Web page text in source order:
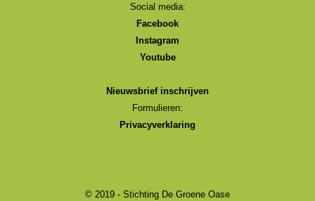
Social media:
Facebook
Instagram
Youtube
Nieuwsbrief inschrijven
Formulieren:
Privacyverklaring
© 2019 - Stichting De Groene Oase